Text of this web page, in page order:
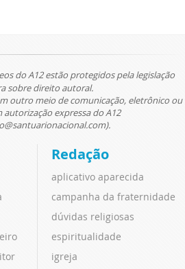
do A12 estão protegidos pela legislação
sobre direito autoral.
outro meio de comunicação, eletrônico ou
autorização expressa do A12
Redação
aplicativo aparecida
campanha da fraternidade
dúvidas religiosas
espiritualidade
igreja